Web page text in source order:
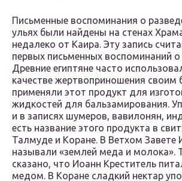
Письменные воспоминания о
ульях были найдены на стенах
недалеко от Каира. Эту запись
первых письменных воспоминаний о
Древние египтяне часто
качестве жертвоприношения своим
применяли этот продукт для
жидкостей для бальзамирования.
и в записях шумеров, вавилонян,
есть название этого продукта в
Талмуде и Коране. В Ветхом Завете
называли «землей меда и молока».
сказано, что Иоанн Креститель
медом. В Коране сладкий нектар